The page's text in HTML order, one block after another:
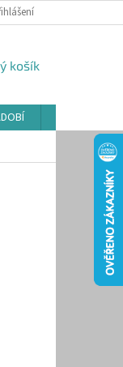
košík